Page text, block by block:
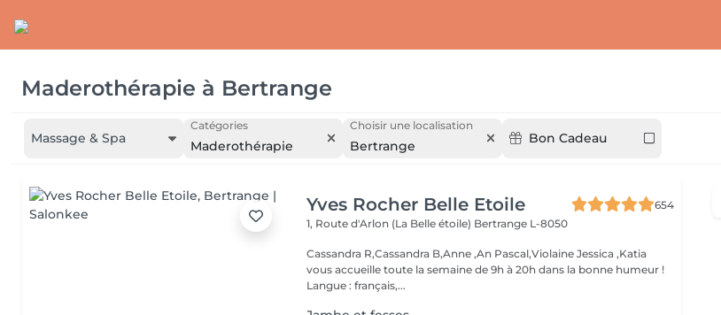
Maderothérapie à Bertrange
Massage & Spa
Catégories
Maderothérapie
Choisir une localisation
Bertrange Bon Cadeau
Yves Rocher Belle Etoile
654
1, Route d'Arlon (La Belle étoile) Bertrange L-8050
Cassandra R,Cassandra B,Anne ,An Pascal,Violaine Jessica ,Katia
vous accueille toute la semaine de 9h à 20h dans la bonne humeur !
Langue : français,...